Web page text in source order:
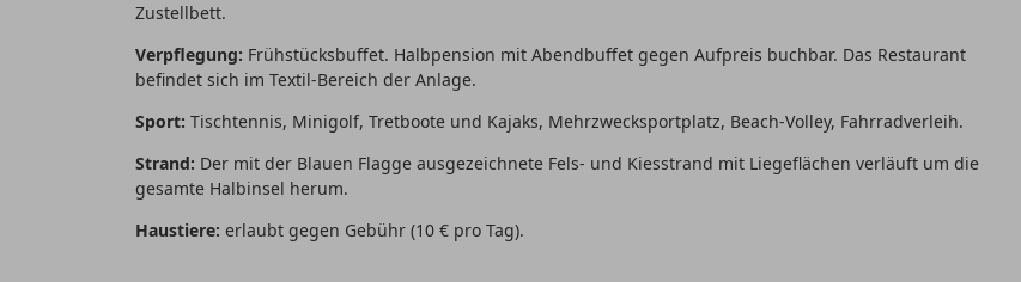
Zustellbett.
Verpflegung: Frühstücksbuffet. Halbpension mit Abendbuffet gegen Aufpreis buchbar. Das Restaurant
befindet sich im Textil-Bereich der Anlage.
Sport: Tischtennis, Minigolf, Tretboote und Kajaks, Mehrzwecksportplatz, Beach-Volley, Fahrradverleih.
Strand: Der mit der Blauen Flagge ausgezeichnete Fels- und Kiesstrand mit Liegeflächen verläuft um die
gesamte Halbinsel herum.
Haustiere: erlaubt gegen Gebühr (10 € pro Tag).